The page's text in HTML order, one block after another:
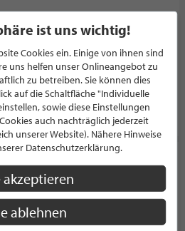
1
102
ist uns wichtig!
Cookies ein. Einige von ihnen sind
uns helfen unser Onlineangebot zu
zu betreiben. Sie können dies
auf die Schaltfläche "Individuelle
sowie diese Einstellungen
auch nachträglich jederzeit
unserer Website). Nähere Hinweise
Datenschutzerklärung.
akzeptieren
ablehnen